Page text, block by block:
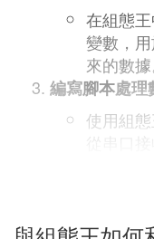
在組態
變數，
來的數據
編寫腳本處理
使用組
據處理
配置資料庫連